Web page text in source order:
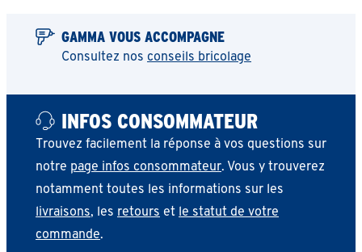
GAMMA VOUS ACCOMPAGNE
Consultez nos conseils bricolage
INFOS CONSOMMATEUR
Trouvez facilement la réponse à vos questions sur
notre page infos consommateur. Vous y trouverez
notamment toutes les informations sur les
livraisons, les retours et le statut de votre
commande.